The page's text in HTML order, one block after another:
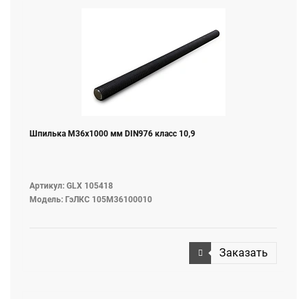
Шпилька M36х1000 мм DIN976 класс 10,9
Артикул: GLX 105418
Модель: ГэЛКС 105М36100010
Заказать